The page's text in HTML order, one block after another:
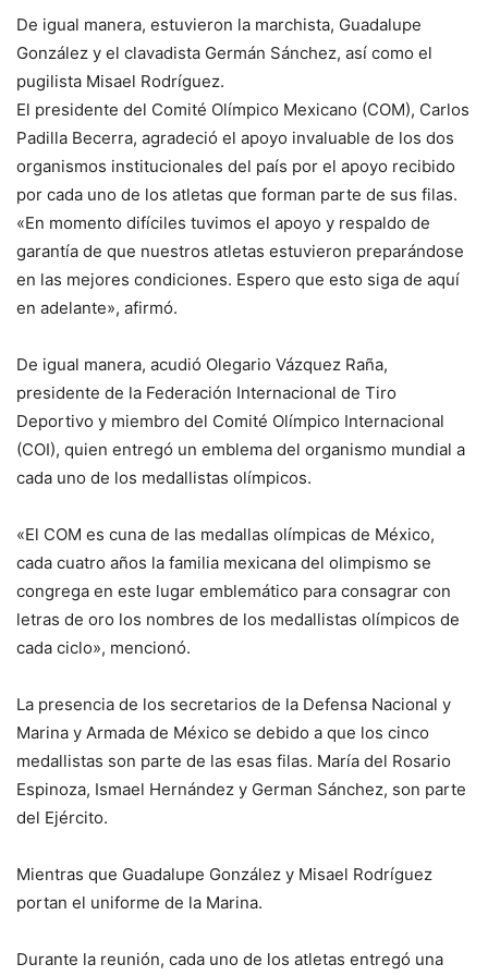
De igual manera, estuvieron la marchista, Guadalupe
González y el clavadista Germán Sánchez, así como el
pugilista Misael Rodríguez.
El presidente del Comité Olímpico Mexicano (COM), Carlos
Padilla Becerra, agradeció el apoyo invaluable de los dos
organismos institucionales del país por el apoyo recibido
por cada uno de los atletas que forman parte de sus filas.
«En momento difíciles tuvimos el apoyo y respaldo de
garantía de que nuestros atletas estuvieron preparándose
en las mejores condiciones. Espero que esto siga de aquí
en adelante», afirmó.
De igual manera, acudió Olegario Vázquez Raña,
presidente de la Federación Internacional de Tiro
Deportivo y miembro del Comité Olímpico Internacional
(COI), quien entregó un emblema del organismo mundial a
cada uno de los medallistas olímpicos.
«El COM es cuna de las medallas olímpicas de México,
cada cuatro años la familia mexicana del olimpismo se
congrega en este lugar emblemático para consagrar con
letras de oro los nombres de los medallistas olímpicos de
cada ciclo», mencionó.
La presencia de los secretarios de la Defensa Nacional y
Marina y Armada de México se debido a que los cinco
medallistas son parte de las esas filas. María del Rosario
Espinoza, Ismael Hernández y German Sánchez, son parte
del Ejército.
Mientras que Guadalupe González y Misael Rodríguez
portan el uniforme de la Marina.
Durante la reunión, cada uno de los atletas entregó una